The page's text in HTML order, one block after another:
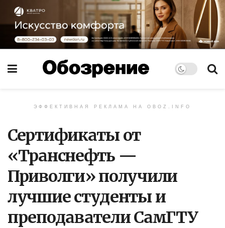
ЭФФЕКТИВНАЯ РЕКЛАМА НА OBOZ.INFO
Сертификаты от
«Транснефть —
Приволги» получили
лучшие студенты и
преподаватели СамГТУ